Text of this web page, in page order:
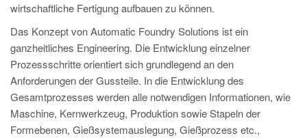
wirtschaftliche Fertigung aufbauen zu können.
Das Konzept von Automatic Foundry Solutions ist ein
ganzheitliches Engineering. Die Entwicklung einzelner
Prozessschritte orientiert sich grundlegend an den
Anforderungen der Gussteile. In die Entwicklung des
Gesamtprozesses werden alle notwendigen Informationen, wie
Maschine, Kernwerkzeug, Produktion sowie Stapeln der
Formebenen, Gießsystemauslegung, Gießprozess etc.,